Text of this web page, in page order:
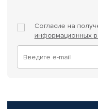
Согласие на
информационных